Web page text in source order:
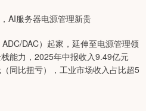
AI服务器电源管理新贵
DAC）起家，延伸至电源管理领
能力，2025年中报收入9.49亿元
同比扭亏），工业市场收入占比超5